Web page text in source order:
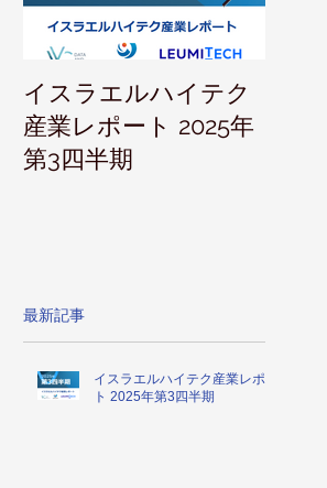
イスラエルハイテク
産業レポート 2025年
第3四半期
最新記事
イスラエルハイテク産業レポー
ト 2025年第3四半期